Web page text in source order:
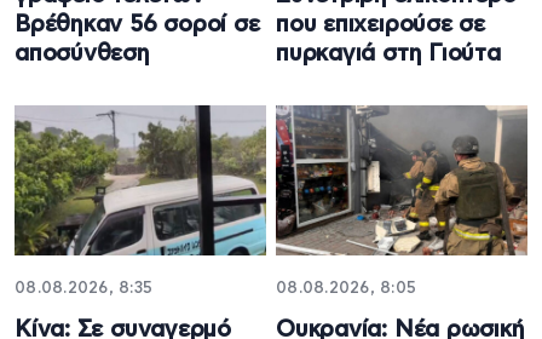
Βρέθηκαν 56 σοροί σε
αποσύνθεση
που επιχειρούσε σε
πυρκαγιά στη Γιούτα
08.08.2026, 8:35
Κίνα: Σε συναγερμό
08.08.2026, 8:05
Ουκρανία: Νέα ρωσική